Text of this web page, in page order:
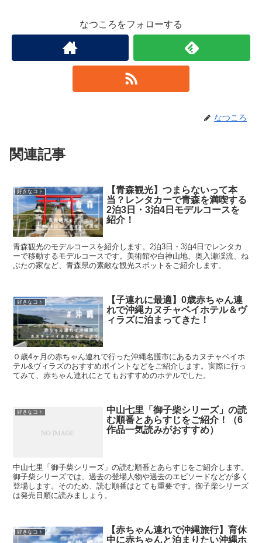
なつころをフォローする
なつころ
関連記事
好きなコト
【青森観光】つまらないって本
当？レンタカーで青森を満喫する
2泊3日・3泊4日モデルコースを
紹介！
青森観光のモデルコースを紹介します。2泊3日・3泊4日でレンタカ
ーで移動するモデルコースです。美術館や白神山地、奥入瀬渓流、ね
ぶたの家など、青森県の素敵な観光スポットをご紹介します。
好きなコト
【子連れに最適】0歳赤ちゃん連
れで沖縄カヌチャベイホテル＆ヴ
ィラズに泊まってきた！
０歳4ヶ月の赤ちゃん連れで行った沖縄名護市にあるカヌチャベイホ
テル&ヴィラズのおすすめポイントなどをご紹介します。実際に行っ
てみて、赤ちゃん連れにとてもおすすめのホテルでした。
好きなコト
中山七里「御子柴シリーズ」の読
む順番とあらすじをご紹介！（6
作品一気読みがおすすめ）
中山七里「御子柴シリーズ」の読む順番とあらすじをご紹介します。
御子柴シリーズでは、過去の登場人物や過去のエピソードなどが多く
登場します。そのため、読む順番はとても重要です。御子柴シリーズ
は発売日順に読みましょう。
好きなコト
【赤ちゃん連れで沖縄旅行】育休
中に赤ちゃんと泊まりたい沖縄ホ